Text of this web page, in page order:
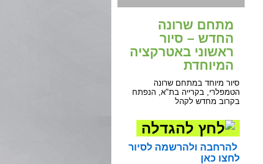
מתחם שרונה
החדש – סיור
ראשוני באטרקציה
המיוחדת
סיור מיוחד במתחם שרונה
הטמפלרי, בקרייה בת"א, הנפתח
בקרוב מחדש לקהל
להרחבה ולהרשמה לסיור
לחצו כאן